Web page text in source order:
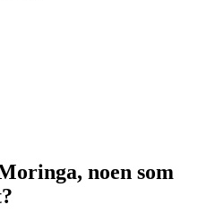
noen som